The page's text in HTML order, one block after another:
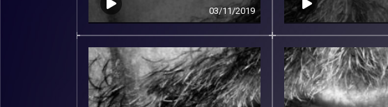
03/11/2019